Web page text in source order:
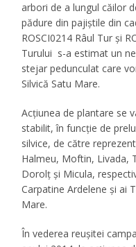
arbori de a lungul căilor
pădure din pajiștile din
ROSCI0214 Râul Tur și
Turului s-a estimat un
stejar pedunculat care
Silvică Satu Mare.
Acțiunea de plantare se
stabilit, în funcție de
silvice, de către
Halmeu, Moftin, Livada,
Dorolț și Micula,
Carpatine Ardelene și ai
Mare.
În vederea reușitei